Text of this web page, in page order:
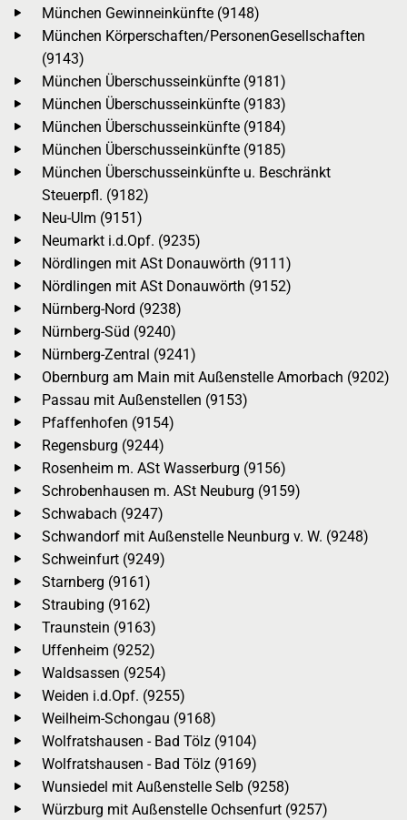
München Gewinneinkünfte (9148)
München Körperschaften/PersonenGesellschaften
(9143)
München Überschusseinkünfte (9181)
München Überschusseinkünfte (9183)
München Überschusseinkünfte (9184)
München Überschusseinkünfte (9185)
München Überschusseinkünfte u. Beschränkt
Steuerpfl. (9182)
Neu-Ulm (9151)
Neumarkt i.d.Opf. (9235)
Nördlingen mit ASt Donauwörth (9111)
Nördlingen mit ASt Donauwörth (9152)
Nürnberg-Nord (9238)
Nürnberg-Süd (9240)
Nürnberg-Zentral (9241)
Obernburg am Main mit Außenstelle Amorbach (9202)
Passau mit Außenstellen (9153)
Pfaffenhofen (9154)
Regensburg (9244)
Rosenheim m. ASt Wasserburg (9156)
Schrobenhausen m. ASt Neuburg (9159)
Schwabach (9247)
Schwandorf mit Außenstelle Neunburg v. W. (9248)
Schweinfurt (9249)
Starnberg (9161)
Straubing (9162)
Traunstein (9163)
Uffenheim (9252)
Waldsassen (9254)
Weiden i.d.Opf. (9255)
Weilheim-Schongau (9168)
Wolfratshausen - Bad Tölz (9104)
Wolfratshausen - Bad Tölz (9169)
Wunsiedel mit Außenstelle Selb (9258)
Würzburg mit Außenstelle Ochsenfurt (9257)